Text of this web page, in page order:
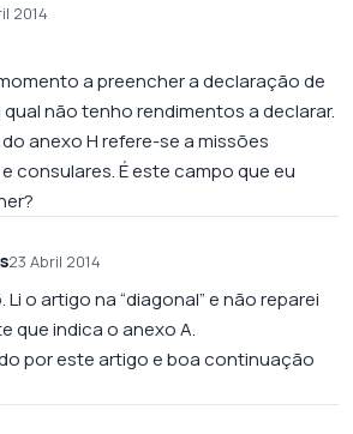
2014
a preencher a declaração de
qual não tenho rendimentos a declarar.
anexo H refere-se a missões
consulares. É este campo que eu
23 Abril 2014
Li o artigo na “diagonal” e não reparei
que indica o anexo A.
por este artigo e boa continuação